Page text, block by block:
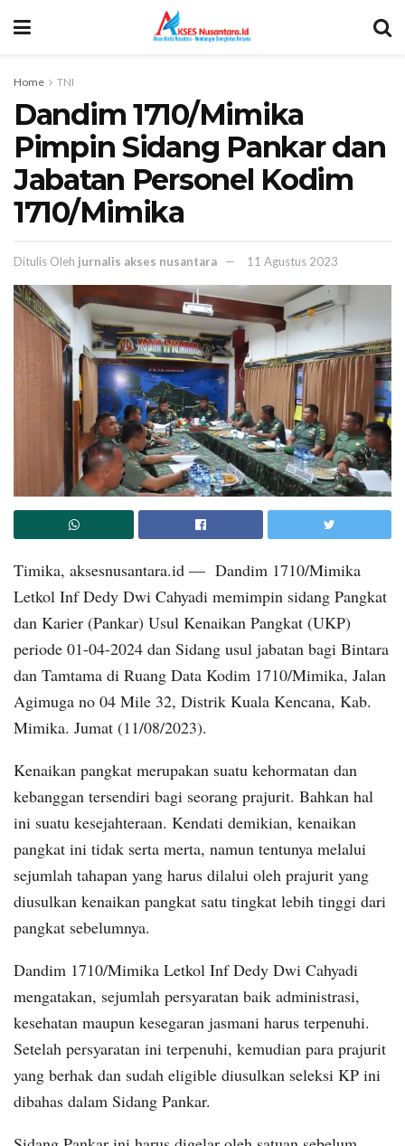
Home TNI
Dandim 1710/Mimika
Pimpin Sidang Pankar dan
Jabatan Personel Kodim
1710/Mimika
Ditulis Oleh jurnalis akses nusantara 11 Agustus 2023
Timika, aksesnusantara.id — Dandim 1710/Mimika
Letkol Inf Dedy Dwi Cahyadi memimpin sidang Pangkat
dan Karier (Pankar) Usul Kenaikan Pangkat (UKP)
periode 01-04-2024 dan Sidang usul jabatan bagi Bintara
dan Tamtama di Ruang Data Kodim 1710/Mimika, Jalan
Agimuga no 04 Mile 32, Distrik Kuala Kencana, Kab.
Mimika. Jumat (11/08/2023).
Kenaikan pangkat merupakan suatu kehormatan dan
kebanggan tersendiri bagi seorang prajurit. Bahkan hal
ini suatu kesejahteraan. Kendati demikian, kenaikan
pangkat ini tidak serta merta, namun tentunya melalui
sejumlah tahapan yang harus dilalui oleh prajurit yang
diusulkan kenaikan pangkat satu tingkat lebih tinggi dari
pangkat sebelumnya.
Dandim 1710/Mimika Letkol Inf Dedy Dwi Cahyadi
mengatakan, sejumlah persyaratan baik administrasi,
kesehatan maupun kesegaran jasmani harus terpenuhi.
Setelah persyaratan ini terpenuhi, kemudian para prajurit
yang berhak dan sudah eligible diusulkan seleksi KP ini
dibahas dalam Sidang Pankar.